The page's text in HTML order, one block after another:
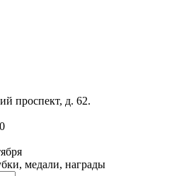
проспект, д. 62.
медали, награды